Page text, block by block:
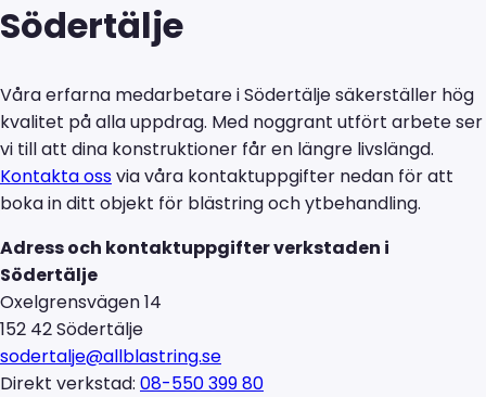
Södertälje
Våra erfarna medarbetare i Södertälje säkerställer hög
kvalitet på alla uppdrag. Med noggrant utfört arbete ser
vi till att dina konstruktioner får en längre livslängd.
Kontakta ossvia våra kontaktuppgifter nedan för att
boka in ditt objekt för blästring och ytbehandling.
Adress och kontaktuppgifter verkstaden i
Södertälje
Oxelgrensvägen 14
152 42 Södertälje
sodertalje@allblastring.se
Direkt verkstad: 08-550 399 80